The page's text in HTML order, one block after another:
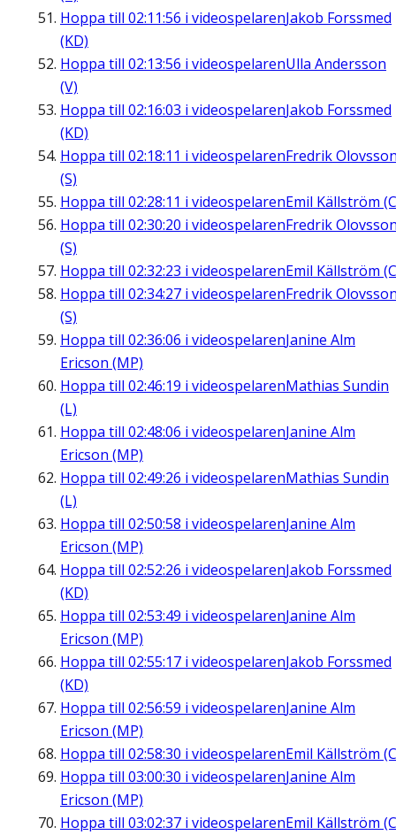
Hoppa till 02:11:56 i videospelarenJakob Forssmed
(KD)
Hoppa till 02:13:56 i videospelarenUlla Andersson
(V)
Hoppa till 02:16:03 i videospelarenJakob Forssmed
(KD)
Hoppa till 02:18:11 i videospelarenFredrik
(S)
Hoppa till 02:28:11 i videospelarenEmil Källström
Hoppa till 02:30:20 i videospelarenFredrik
(S)
Hoppa till 02:32:23 i videospelarenEmil Källström
Hoppa till 02:34:27 i videospelarenFredrik
(S)
Hoppa till 02:36:06 i videospelarenJanine Alm
Ericson (MP)
Hoppa till 02:46:19 i videospelarenMathias Sundin
(L)
Hoppa till 02:48:06 i videospelarenJanine Alm
Ericson (MP)
Hoppa till 02:49:26 i videospelarenMathias Sundin
(L)
Hoppa till 02:50:58 i videospelarenJanine Alm
Ericson (MP)
Hoppa till 02:52:26 i videospelarenJakob Forssmed
(KD)
Hoppa till 02:53:49 i videospelarenJanine Alm
Ericson (MP)
Hoppa till 02:55:17 i videospelarenJakob Forssmed
(KD)
Hoppa till 02:56:59 i videospelarenJanine Alm
Ericson (MP)
Hoppa till 02:58:30 i videospelarenEmil Källström
Hoppa till 03:00:30 i videospelarenJanine Alm
Ericson (MP)
Hoppa till 03:02:37 i videospelarenEmil Källström